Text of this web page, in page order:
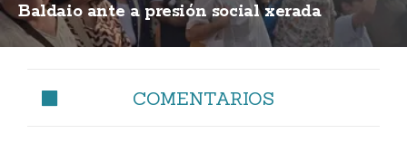
Baldaio ante a presión social xerada
COMENTARIOS